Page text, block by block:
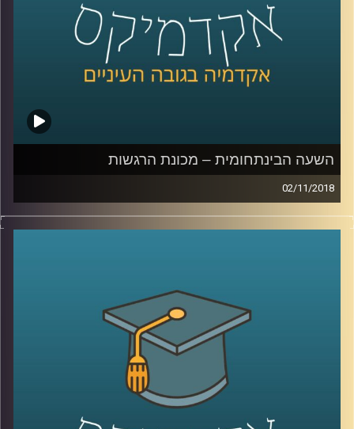
קרדיט תמונות:AudioVersity
השעה הבינתחומית – מכונת הרגשות
02/11/2018
מאחורי המושגים אהבה והורות ישנה מערכת
אורנה זגורי מסבירה כיצד ההורמונים משפיעים
על מערכות היחסים שלנו, מתי ניתן לנבא
באמצעותם הצלחה של קשר רומנטי, מה
התהליך ההורמונלי המתרחש כשאם מנחמת
את בנה הקטן שנפל בגן השעשועים ולמה בכל
זאת – אנחנו הרבה מעבר לכימיקלים